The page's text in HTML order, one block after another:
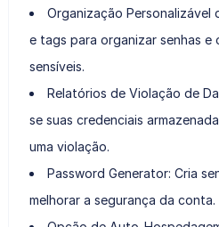
Organização Personalizável
e tags para organizar senhas e
sensíveis.
Relatórios de Violação de
se suas credenciais
uma violação.
Password Generator: Cria
melhorar a segurança da conta.